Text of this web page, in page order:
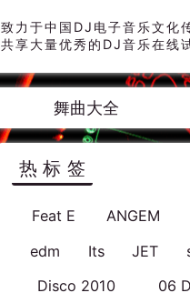
致力于中国DJ电子音乐文化
共享大量优秀的DJ音乐在线
舞曲大全
热标签
Feat E ANGEM
edm
Its JET
Disco 2010
06